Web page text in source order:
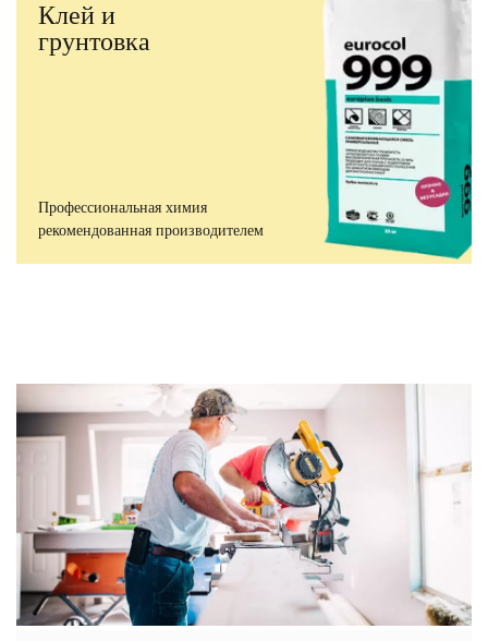
Клей и
грунтовка
Профессиональная химия
рекомендованная производителем